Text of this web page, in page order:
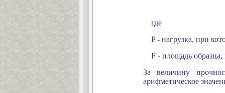
где
P - нагрузка, при
F - площадь образца,
За величину
арифметическое